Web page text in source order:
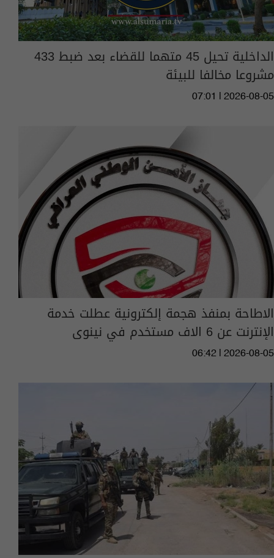
الداخلية تحيل 45 متهما للقضاء بعد ضبط 433
مشروعا مخالفا للبيئة
07:01 | 2026-08-05
الاطاحة بمنفذ هجمة إلكترونية عطلت خدمة
الإنترنت عن 6 الاف مستخدم في نينوى
06:42 | 2026-08-05